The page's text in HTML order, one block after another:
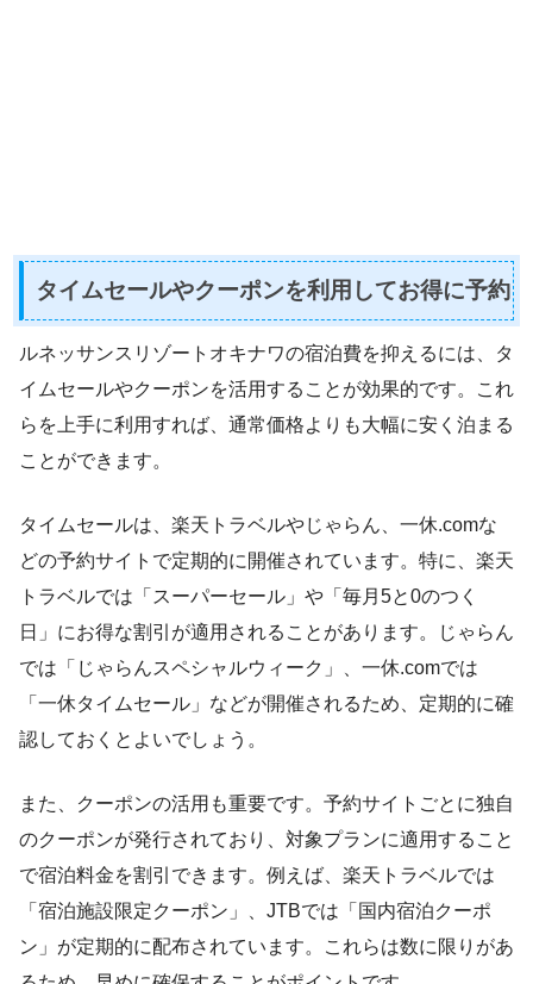
タイムセールやクーポンを利用してお得に予約
ルネッサンスリゾートオキナワの宿泊費を抑えるには、タ
イムセールやクーポンを活用することが効果的です。これ
らを上手に利用すれば、通常価格よりも大幅に安く泊まる
ことができます。
タイムセールは、楽天トラベルやじゃらん、一休.comな
どの予約サイトで定期的に開催されています。特に、楽天
トラベルでは「スーパーセール」や「毎月5と0のつく
日」にお得な割引が適用されることがあります。じゃらん
では「じゃらんスペシャルウィーク」、一休.comでは
「一休タイムセール」などが開催されるため、定期的に確
認しておくとよいでしょう。
また、クーポンの活用も重要です。予約サイトごとに独自
のクーポンが発行されており、対象プランに適用すること
で宿泊料金を割引できます。例えば、楽天トラベルでは
「宿泊施設限定クーポン」、JTBでは「国内宿泊クーポ
ン」が定期的に配布されています。これらは数に限りがあ